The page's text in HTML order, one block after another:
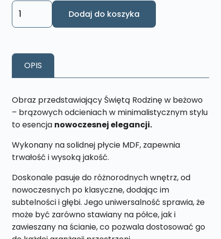
ilość
Obraz
M28
27
cm
Dodaj do koszyka
OPIS
Obraz przedstawiający Świętą Rodzinę w beżowo
– brązowych odcieniach w minimalistycznym stylu
to esencja nowoczesnej elegancji.
Wykonany na solidnej płycie MDF, zapewnia
trwałość i wysoką jakość.
Doskonale pasuje do różnorodnych wnętrz, od
nowoczesnych po klasyczne, dodając im
subtelności i głębi. Jego uniwersalność sprawia, że
może być zarówno stawiany na półce, jak i
zawieszany na ścianie, co pozwala dostosować go